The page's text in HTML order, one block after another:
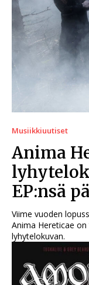
Musiikkiuutiset
Anima
EP:nsä
Viime vuoden
Anima Hereticae
lyhytelokuvan.